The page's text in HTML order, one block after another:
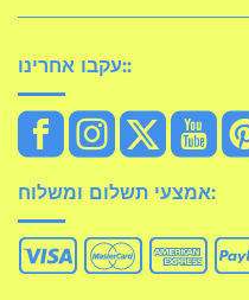
עקבו אחרינו::
אמצעי תשלום ומשלוח: